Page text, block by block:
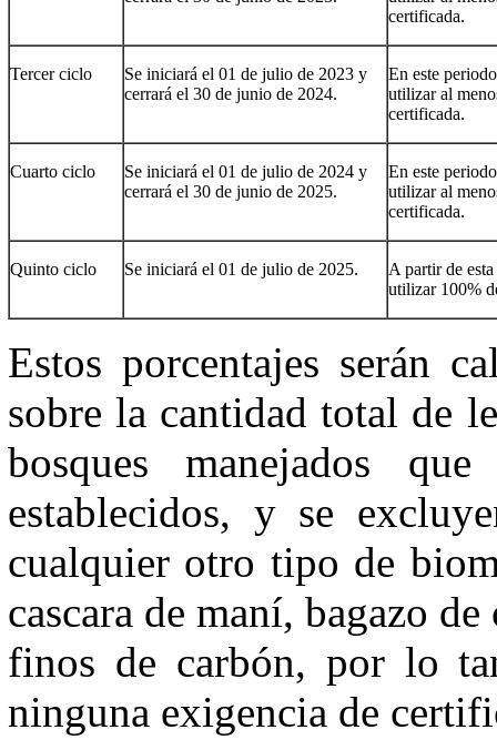
certificada.
Tercer ciclo
Se iniciará el 01 de julio de 2023 y
cerrará el 30 de junio de 2024.
En este
utilizar al
certificada.
Cuarto ciclo
Se iniciará el 01 de julio de 2024 y
cerrará el 30 de junio de 2025.
En este
utilizar al
certificada.
Quinto ciclo Se iniciará el 01 de julio de 2025.
A partir de
utilizar 100%
Estos porcentajes serán
sobre la cantidad total de
bosques manejados
establecidos, y se
cualquier otro tipo de
cascara de maní, bagazo
finos de carbón, por lo
ninguna exigencia de